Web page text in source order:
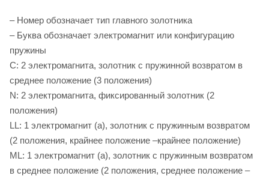
– Номер обозначает тип главного золотника
– Буква обозначает электромагнит или конфигурацию
пружины
C: 2 электромагнита, золотник с пружинной возвратом в
среднее положение (3 положения)
N: 2 электромагнита, фиксированный золотник (2
положения)
LL: 1 электромагнит (a), золотник с пружинным возвратом
(2 положения, крайнее положение –крайнее положение)
ML: 1 электромагнит (a), золотник с пружинным возвратом
в среднее положение (2 положения, среднее положение –